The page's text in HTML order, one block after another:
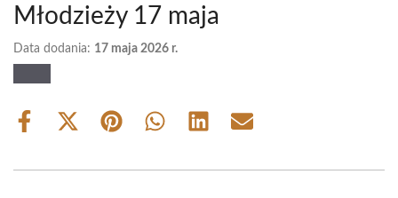
Młodzieży 17 maja
Data dodania: 17 maja 2026 r.
Share
Share
(Twitter)
Share Share Share Share